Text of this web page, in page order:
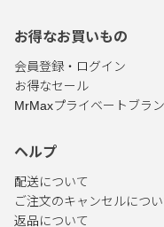
お得なお買いもの
会員登録・ログイン
お得なセール
MrMaxプライベートブラ
ヘルプ
配送について
ご注文のキャンセルについ
返品について